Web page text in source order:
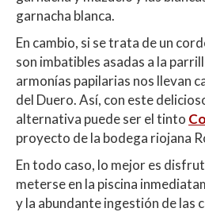
garnacha blanca.
En cambio, si se trata de un
son imbatibles asadas a la
armonías papilarias nos llevan
del Duero. Así, con este
alternativa puede ser el tinto
proyecto de la bodega riojana
En todo caso, lo mejor es
meterse en la piscina
y la abundante ingestión de las